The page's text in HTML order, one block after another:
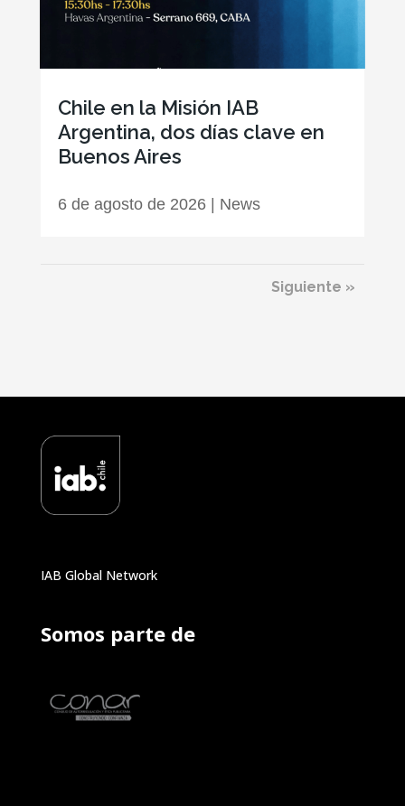
Chile en la Misión IAB
Argentina, dos días clave en
Buenos Aires
6 de agosto de 2026| News
Siguiente »
IAB Global Network
Somos parte de